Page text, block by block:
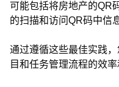
可能包括将房地产的QR
的扫描和访问QR码中信
通过遵循这些最佳实践
目和任务管理流程的效率